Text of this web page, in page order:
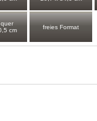
cm
freies Format